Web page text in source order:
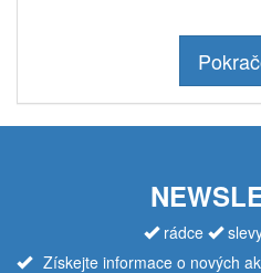
rádce
Získejte informace o nových